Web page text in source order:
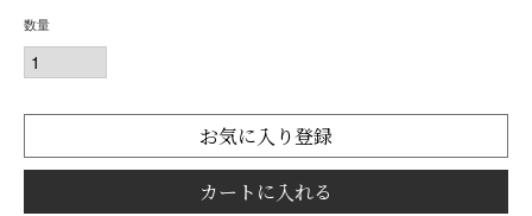
お気に入り登録
カートに入れる